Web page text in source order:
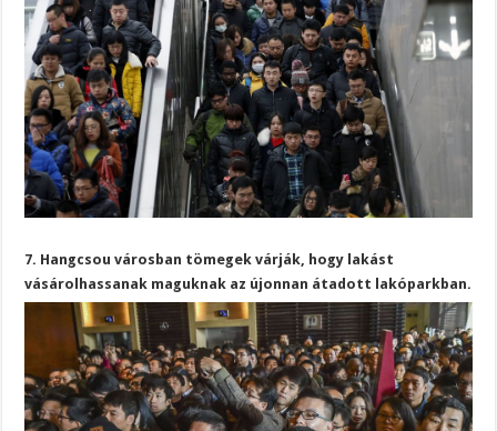
7. Hangcsou városban tömegek várják, hogy lakást
vásárolhassanak maguknak az újonnan átadott lakóparkban.